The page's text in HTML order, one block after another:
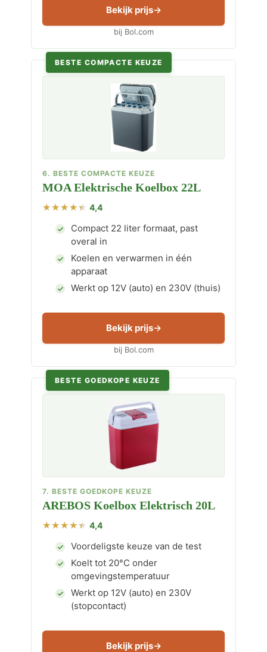
Bekijk prijs
bij Bol.com
BESTE COMPACTE KEUZE
6. BESTE COMPACTE KEUZE
MOA Elektrische Koelbox 22L
4,4
Compact 22 liter formaat, past
overal in
Koelen en verwarmen in één
apparaat
Werkt op 12V (auto) en 230V (thuis)
Bekijk prijs
bij Bol.com
BESTE GOEDKOPE KEUZE
7. BESTE GOEDKOPE KEUZE
AREBOS Koelbox Elektrisch 20L
4,4
Voordeligste keuze van de test
Koelt tot 20°C onder
omgevingstemperatuur
Werkt op 12V (auto) en 230V
(stopcontact)
Bekijk prijs